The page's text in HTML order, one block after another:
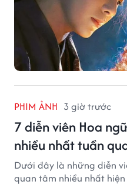
PHIM ẢNH 3 giờ trước
7 diễn viên Hoa
nhiều nhất tuần
Dưới đây là những diễn
quan tâm nhiều nhất hiện